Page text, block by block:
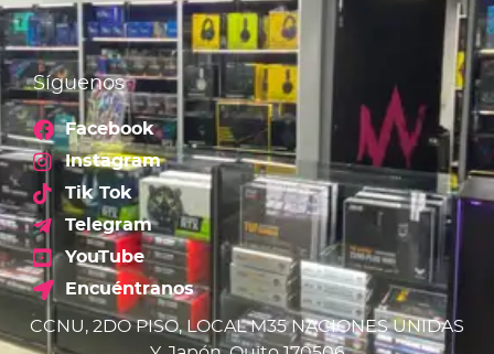
Síguenos
Facebook
Instagram
Tik Tok
Telegram
YouTube
Encuéntranos
CCNU, 2DO PISO, LOCAL M35 NACIONES UNIDAS